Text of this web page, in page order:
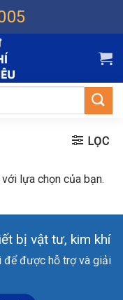
LỌC
lựa chọn của bạn.
bị vật tư, kim khí
để được hỗ trợ và giải